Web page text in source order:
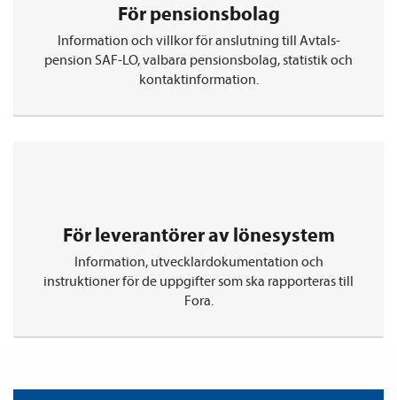
För pensions­bolag
Information och villkor för anslutning till Avtals­
pension SAF-LO, valbara pensions­bolag, statistik och
kontaktinformation.
För leverantörer av lönesystem
Information, utvecklardokumentation och
instruktioner för de uppgifter som ska rapporteras till
Fora.